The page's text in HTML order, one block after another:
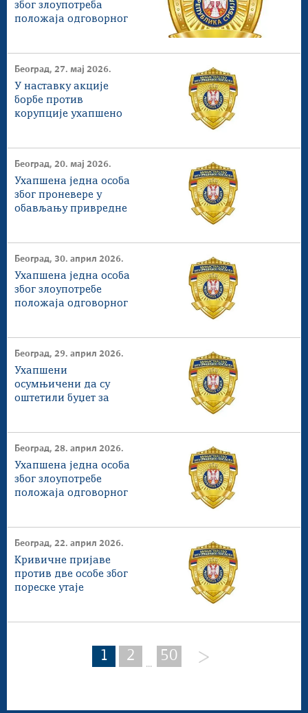
због злоупотреба
положаја одговорног
Београд, 27. мај 2026.
У наставку акције
борбе против
корупције ухапшено
Београд, 20. мај 2026.
Ухапшена једна особа
због проневере у
обављању привредне
Београд, 30. април 2026.
Ухапшена једна особа
због злоупотребе
положаја одговорног
Београд, 29. април 2026.
Ухапшени
осумњичени да су
оштетили буџет за
Београд, 28. април 2026.
Ухапшена једна особа
због злоупотребе
положаја одговорног
Београд, 22. април 2026.
Кривичне пријаве
против две особе због
пореске утаје
1 2
...
50